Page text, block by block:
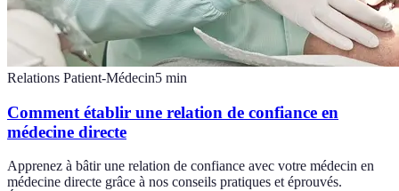
Relations Patient-Médecin5 min
Comment établir une relation de confiance en
médecine directe
Apprenez à bâtir une relation de confiance avec votre médecin en
médecine directe grâce à nos conseils pratiques et éprouvés.